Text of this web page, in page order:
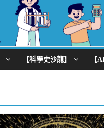
【科學史沙龍】 【